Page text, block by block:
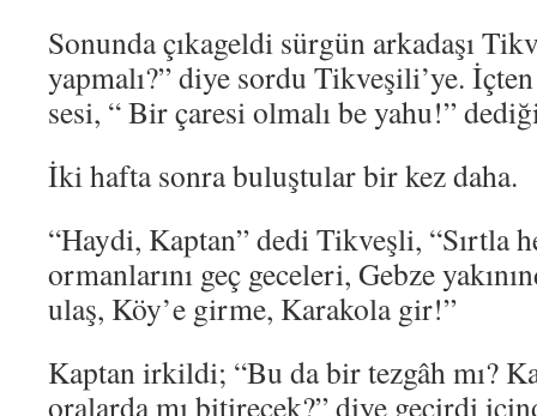
Sonunda çıkageldi sürgün arkadaşı
yapmalı?” diye sordu Tikveşili’ye.
sesi, “ Bir çaresi olmalı be yahu!”
İki hafta sonra buluştular bir kez daha.
“Haydi, Kaptan” dedi Tikveşli, “Sırtla
ormanlarını geç geceleri, Gebze
ulaş, Köy’e girme, Karakola gir!”
Kaptan irkildi; “Bu da bir tezgâh mı?
oralarda mı bitirecek?” diye geçirdi